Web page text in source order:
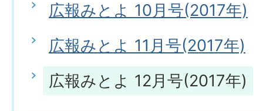
広報みとよ 10月号(2017年)
広報みとよ 11月号(2017年)
広報みとよ 12月号(2017年)